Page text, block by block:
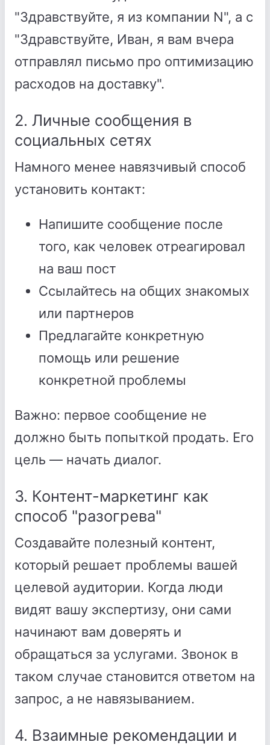
"Здравствуйте, я из компании N", а с
"Здравствуйте, Иван, я вам вчера
отправлял письмо про оптимизацию
расходов на доставку".
2. Личные сообщения в
социальных сетях
Намного менее навязчивый способ
установить контакт:
Напишите сообщение после
того, как человек отреагировал
на ваш пост
Ссылайтесь на общих знакомых
или партнеров
Предлагайте конкретную
помощь или решение
конкретной проблемы
Важно: первое сообщение не
должно быть попыткой продать. Его
цель — начать диалог.
3. Контент-маркетинг как
способ "разогрева"
Создавайте полезный контент,
который решает проблемы вашей
целевой аудитории. Когда люди
видят вашу экспертизу, они сами
начинают вам доверять и
обращаться за услугами. Звонок в
таком случае становится ответом на
запрос, а не навязыванием.
4. Взаимные рекомендации и